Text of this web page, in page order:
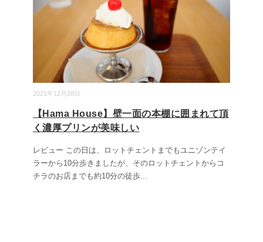
2021年12月28日
【Hama House】壁一面の本棚に囲まれて頂
く濃厚プリンが美味しい
レビュー この日は、ロットチェントまでもユニゾンテイ
ラーから10分歩きましたが、そのロットチェントからコ
チラのお店までも約10分の徒歩...